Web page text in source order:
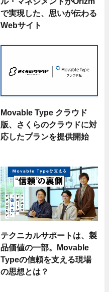
で実現した、思いが伝わる
Webサイト
Movable Type クラウド
版、さくらのクラウドに対
応したプランを提供開始
テクニカルサポートは、製
品価値の一部。Movable
Typeの信頼を支える現場
の思想とは？